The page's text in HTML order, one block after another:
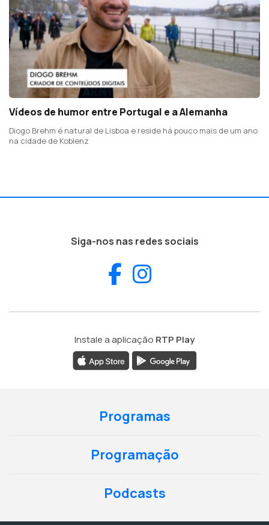
Vídeos de humor entre Portugal e a Alemanha
Diogo Brehm é natural de Lisboa e reside há pouco mais de um ano
na cidade de Koblenz
Siga-nos nas redes sociais
Facebook
Instale a aplicação RTP Play
Programas
Programação
Podcasts